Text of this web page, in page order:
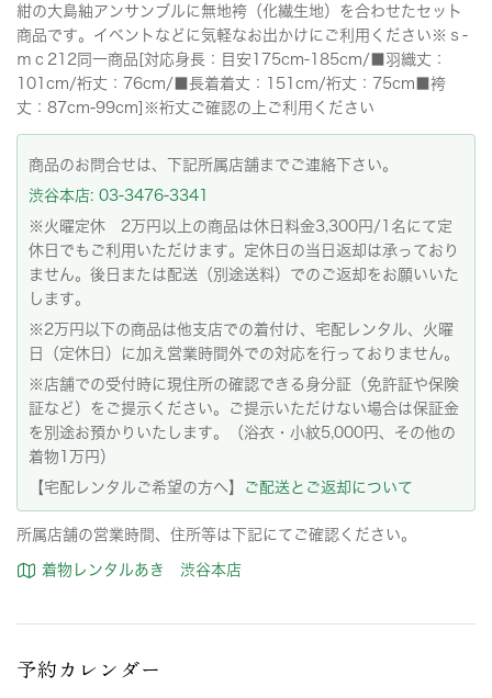
紺の大島紬アンサンブルに無地袴（化繊生地）を合わせたセット
商品です。イベントなどに気軽なお出かけにご利用ください※ｓ-
ｍｃ212同一商品[対応身長：目安175cm-185cm/■羽織丈：
101cm/裄丈：76cm/■長着着丈：151cm/裄丈：75cm■袴
丈：87cm-99cm]※裄丈ご確認の上ご利用ください
商品のお問合せは、下記所属店舗までご連絡下さい。
渋谷本店: 03-3476-3341
※火曜定休 2万円以上の商品は休日料金3,300円/1名にて定
休日でもご利用いただけます。定休日の当日返却は承っており
ません。後日または配送（別途送料）でのご返却をお願いいた
します。
※2万円以下の商品は他支店での着付け、宅配レンタル、火曜
日（定休日）に加え営業時間外での対応を行っておりません。
※店舗での受付時に現住所の確認できる身分証（免許証や保険
証など）をご提示ください。ご提示いただけない場合は保証金
を別途お預かりいたします。（浴衣・小紋5,000円、その他の
着物1万円）
【宅配レンタルご希望の方へ】
ご配送とご返却について
所属店舗の営業時間、住所等は下記にてご確認ください。
着物レンタルあき 渋谷本店
予約カレンダー